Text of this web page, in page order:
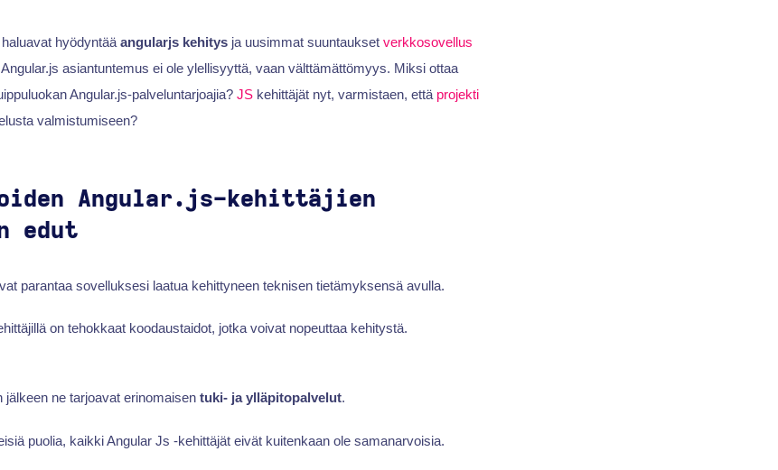
hyödyntää angularjs kehitysja uusimmat suuntaukset verkkosovellus
asiantuntemus ei ole ylellisyyttä, vaan välttämättömyys. Miksi ottaa
Angular.js-palveluntarjoajia? JSkehittäjät nyt, varmistaen, että projekti
valmistumiseen?
Angular.js-kehittäjien
edut
parantaa sovelluksesi laatua kehittyneen teknisen tietämyksensä avulla.
on tehokkaat koodaustaidot, jotka voivat nopeuttaa kehitystä.
jälkeen ne tarjoavat erinomaisen tuki- ja ylläpitopalvelut.
puolia, kaikki Angular Js -kehittäjät eivät kuitenkaan ole samanarvoisia.